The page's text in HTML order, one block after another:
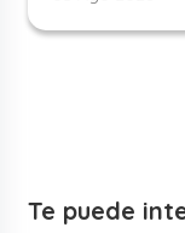
Te puede